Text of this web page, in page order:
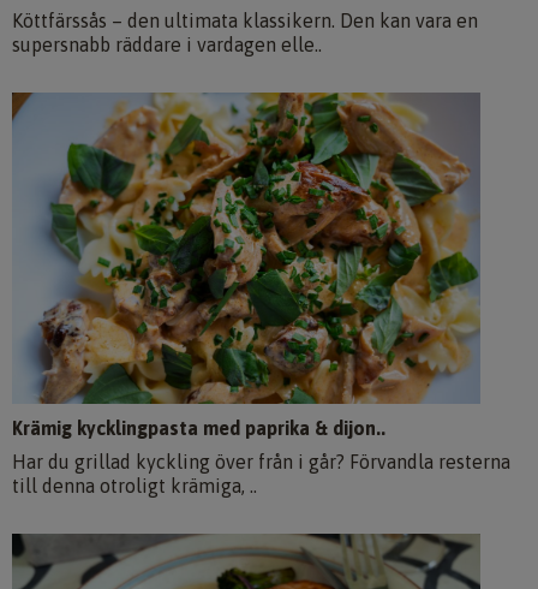
Köttfärssås – den ultimata klassikern. Den kan vara en
supersnabb räddare i vardagen elle..
Krämig kycklingpasta med paprika & dijon..
Har du grillad kyckling över från i går? Förvandla resterna
till denna otroligt krämiga, ..